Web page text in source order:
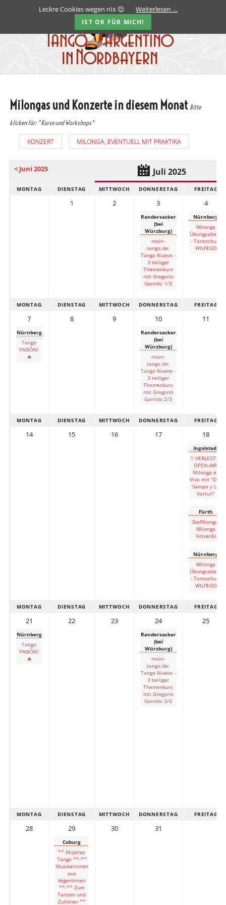
Milongas und Konzerte in diesem Monat Bitte
klicken für: "Kurse und Workshops"
KONZERT MILONGA, EVENTUELL MIT PRAKTIKA
< Juni 2025 Juli 2025
MONTAG DIENSTAG MITTWOCH DONNERSTAG FREITAG
1 2 3
Randersacker
(bei
Würzburg)
main-
tango.de:
Tango Nuevo -
3 teiliger
Themenkurs
mit Gregorio
Garrido 1/3
4
Nürnberg
Milonga
Übungsabend
- Tanzschule
WILFEGO
MONTAG DIENSTAG MITTWOCH DONNERSTAG FREITAG
7
Nürnberg
Tango
PASIÓN!
🔥
8 9 10
Randersacker
(bei
Würzburg)
main-
tango.de:
Tango Nuevo -
3 teiliger
Themenkurs
mit Gregorio
Garrido 2/3
11
MONTAG DIENSTAG MITTWOCH DONNERSTAG FREITAG
14 15 16 17 18
Ingolstadt
!! VERLEGT !!
OPEN-AIR-
Milonga en
Vivo mit "Don
Sampo y La
Vartuli"
Fürth
Steffitango:
Milonga
Volverás
Nürnberg
Milonga
Übungsabend
- Tanzschule
WILFEGO
MONTAG DIENSTAG MITTWOCH DONNERSTAG FREITAG
21
Nürnberg
Tango
PASIÓN!
🔥
22 23 24
Randersacker
(bei
Würzburg)
main-
tango.de:
Tango Nuevo -
3 teiliger
Themenkurs
mit Gregorio
Garrido 3/3
25
MONTAG DIENSTAG MITTWOCH DONNERSTAG FREITAG
28 29
Coburg
** Mujeres
Tango **-**
Musikerinnen
aus
Argentinien
**-** Zum
Tanzen und
Zuhören **
30 31
Leckre Cookies wegen nIx 😊 Weiterlesen …
IST OK FÜR MICH!